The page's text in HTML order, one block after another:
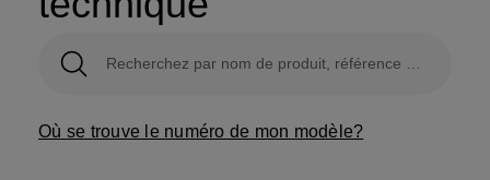
Où se trouve le numéro de mon modèle?